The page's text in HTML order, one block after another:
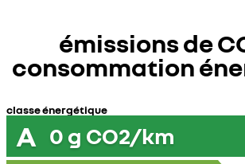
émissions de
consommation
classe énergétique
A 0 g CO2/km